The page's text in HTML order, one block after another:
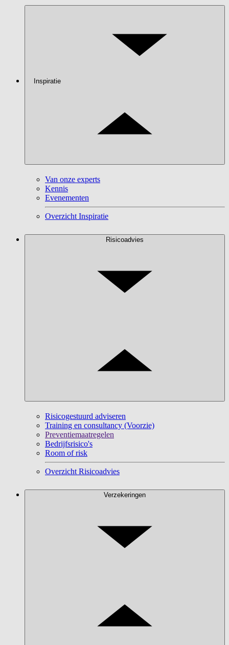
Inspiratie
Van onze experts
Kennis
Evenementen
Overzicht Inspiratie
Risicoadvies
Risicogestuurd adviseren
Training en consultancy (Voorzie)
Preventiemaatregelen
Bedrijfsrisico's
Room of risk
Overzicht Risicoadvies
Verzekeringen